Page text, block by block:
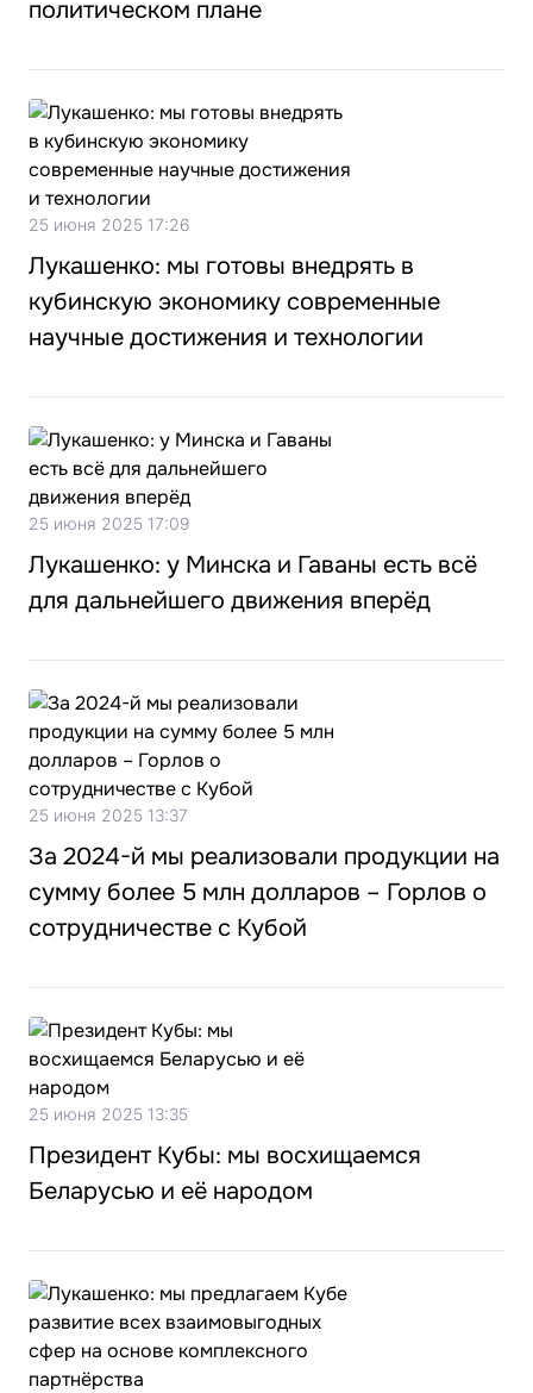
политическом плане
25 июня 2025 17:26
Лукашенко: мы готовы внедрять в
кубинскую экономику современные
научные достижения и технологии
25 июня 2025 17:09
Лукашенко: у Минска и Гаваны есть всё
для дальнейшего движения вперёд
25 июня 2025 13:37
За 2024-й мы реализовали продукции на
сумму более 5 млн долларов – Горлов о
сотрудничестве с Кубой
25 июня 2025 13:35
Президент Кубы: мы восхищаемся
Беларусью и её народом